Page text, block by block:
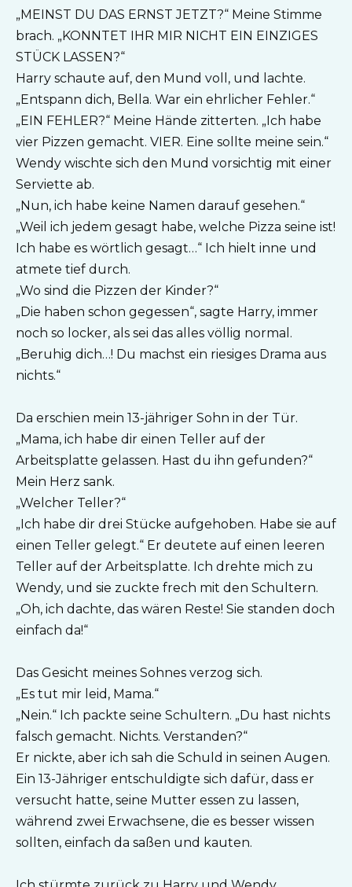
„MEINST DU DAS ERNST JETZT?“ Meine Stimme
brach. „KONNTET IHR MIR NICHT EIN EINZIGES
STÜCK LASSEN?“
Harry schaute auf, den Mund voll, und lachte.
„Entspann dich, Bella. War ein ehrlicher Fehler.“
„EIN FEHLER?“ Meine Hände zitterten. „Ich habe
vier Pizzen gemacht. VIER. Eine sollte meine sein.“
Wendy wischte sich den Mund vorsichtig mit einer
Serviette ab.
„Nun, ich habe keine Namen darauf gesehen.“
„Weil ich jedem gesagt habe, welche Pizza seine ist!
Ich habe es wörtlich gesagt…“ Ich hielt inne und
atmete tief durch.
„Wo sind die Pizzen der Kinder?“
„Die haben schon gegessen“, sagte Harry, immer
noch so locker, als sei das alles völlig normal.
„Beruhig dich…! Du machst ein riesiges Drama aus
nichts.“
Da erschien mein 13-jähriger Sohn in der Tür.
„Mama, ich habe dir einen Teller auf der
Arbeitsplatte gelassen. Hast du ihn gefunden?“
Mein Herz sank.
„Welcher Teller?“
„Ich habe dir drei Stücke aufgehoben. Habe sie auf
einen Teller gelegt.“ Er deutete auf einen leeren
Teller auf der Arbeitsplatte. Ich drehte mich zu
Wendy, und sie zuckte frech mit den Schultern.
„Oh, ich dachte, das wären Reste! Sie standen doch
einfach da!“
Das Gesicht meines Sohnes verzog sich.
„Es tut mir leid, Mama.“
„Nein.“ Ich packte seine Schultern. „Du hast nichts
falsch gemacht. Nichts. Verstanden?“
Er nickte, aber ich sah die Schuld in seinen Augen.
Ein 13-Jähriger entschuldigte sich dafür, dass er
versucht hatte, seine Mutter essen zu lassen,
während zwei Erwachsene, die es besser wissen
sollten, einfach da saßen und kauten.